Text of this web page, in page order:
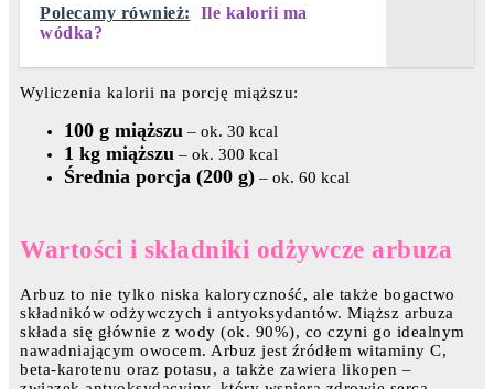
Polecamy również:
Ile kalorii ma
wódka?
Wyliczenia kalorii na porcję miąższu:
100 g miąższu – ok. 30 kcal
1 kg miąższu – ok. 300 kcal
Średnia porcja (200 g) – ok. 60 kcal
Wartości i składniki odżywcze arbuza
Arbuz to nie tylko niska kaloryczność, ale także bogactwo
składników odżywczych i antyoksydantów. Miąższ arbuza
składa się głównie z wody (ok. 90%), co czyni go idealnym
nawadniającym owocem. Arbuz jest źródłem witaminy C,
beta-karotenu oraz potasu, a także zawiera likopen –